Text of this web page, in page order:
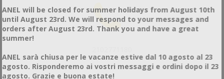
ANEL will be closed for summer holidays from August 10th
until August 23rd. We will respond to your messages and
orders after August 23rd. Thank you and have a great
summer!
ANEL sarà chiusa per le vacanze estive dal 10 agosto al 23
agosto. Risponderemo ai vostri messaggi e ordini dopo il 23
agosto. Grazie e buona estate!